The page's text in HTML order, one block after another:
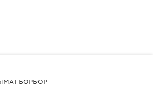
БОРБОР